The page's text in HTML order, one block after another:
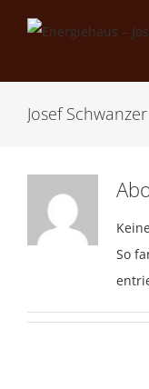
Josef Schwanzer
So